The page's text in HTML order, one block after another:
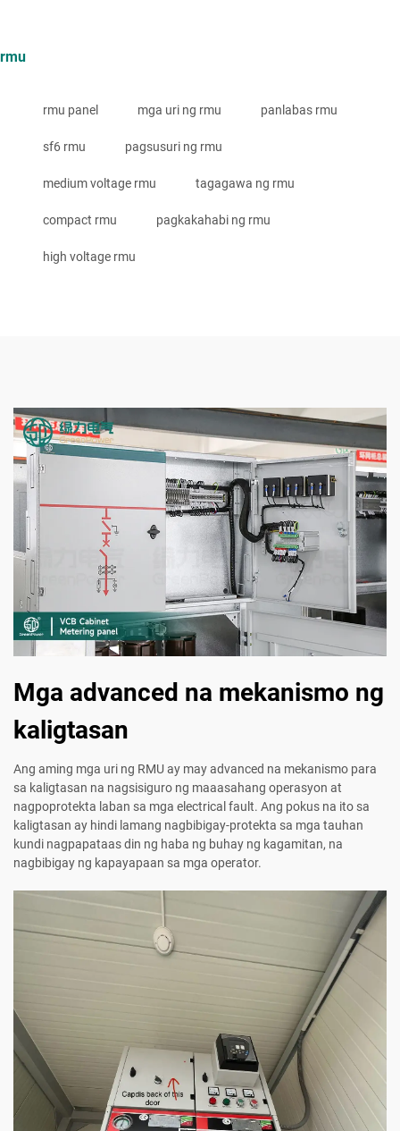
rmu
rmu panel mga uri ng rmu panlabas rmu
sf6 rmu pagsusuri ng rmu
medium voltage rmu tagagawa ng rmu
compact rmu pagkakahabi ng rmu
high voltage rmu
Mga advanced na mekanismo ng
kaligtasan
Ang aming mga uri ng RMU ay may advanced na mekanismo para
sa kaligtasan na nagsisiguro ng maaasahang operasyon at
nagpoprotekta laban sa mga electrical fault. Ang pokus na ito sa
kaligtasan ay hindi lamang nagbibigay-protekta sa mga tauhan
kundi nagpapataas din ng haba ng buhay ng kagamitan, na
nagbibigay ng kapayapaan sa mga operator.